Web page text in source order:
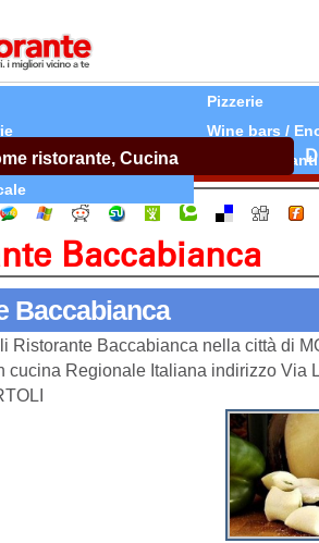
Pizzerie
Wine bars /
Tutti Ristoranti
Baccabianca
Baccabianca
Ristorante Baccabianca nella città di
cucina Regionale Italiana indirizzo Via